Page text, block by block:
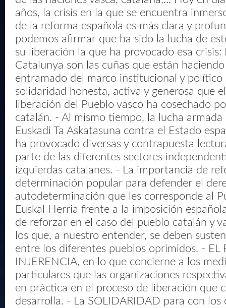
años, la crisis en la que se encuentra
de la reforma española es más clara y
podemos afirmar que ha sido la lucha de
su liberación la que ha provocado esa crisis:
Catalunya son las cuñas que están
entramado del marco institucional y político
solidaridad honesta, activa y generosa que
liberación del Pueblo vasco ha cosechado
catalán. - Al mismo tiempo, la lucha
Euskadi Ta Askatasuna contra el Estado
ha provocado diversas y contrapuesta
parte de las diferentes sectores
izquierdas catalanes. - La importancia de
determinación popular para defender el
autodeterminación que les corresponde al
Euskal Herria frente a la imposición
de reforzar en el caso del pueblo catalán y
los que, a nuestro entender, se deben
entre los diferentes pueblos oprimidos. - EL
INJERENCIA, en lo que concierne a los
particulares que las organizaciones
en práctica en el proceso de liberación que
desarrolla. - La SOLIDARIDAD para con los